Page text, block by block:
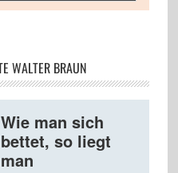
WALTER BRAUN
Wie man sich
bettet, so liegt
man